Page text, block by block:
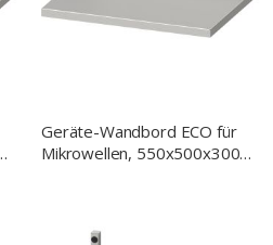
Geräte-Wandbord ECO für
Mikrowellen, 550x500x300